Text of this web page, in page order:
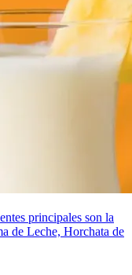
principales son la
de Leche, Horchata de